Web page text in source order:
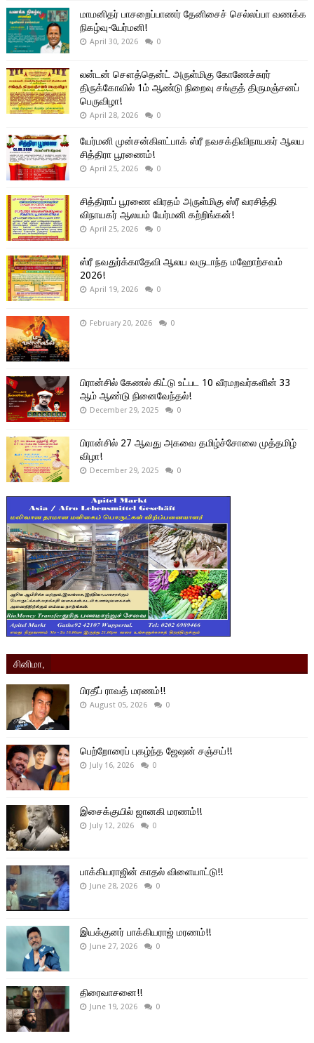
மாமனிதர் பாசறைப்பாணர் தேனிசைச் செல்லப்பா வணக்க
நிகழ்வு-யேர்மனி!
April 30, 2026 0
லன்டன் சௌத்தென்ட் அருள்மிகு கோணேச்சுரர்
திருக்கோவில் 1ம் ஆண்டு நிறைவு சங்குத் திருமஞ்சனப்
பெருவிழா!
April 28, 2026 0
யேர்மனி முன்சன்கிளட்பாக் ஸ்ரீ நவசக்திவிநாயகர் ஆலய
சித்திரா பூரணைம்!
April 25, 2026 0
சித்திராப் பூரணை விரதம் அருள்மிகு ஸ்ரீ வரசித்தி
விநாயகர் ஆலயம் யேர்மனி கற்றிங்கன்!
April 25, 2026 0
ஸ்ரீ நவதுர்க்காதேவி ஆலய வருடாந்த மஹோற்சவம்
2026!
April 19, 2026 0
February 20, 2026 0
பிரான்சில் கேணல் கிட்டு உட்பட 10 வீரமறவர்களின் 33
ஆம் ஆண்டு நினைவேந்தல்!
December 29, 2025 0
பிரான்சில் 27 ஆவது அகவை தமிழ்ச்சோலை முத்தமிழ்
விழா!
December 29, 2025 0
சினிமா,
பிரதீப் ராவத் மரணம்!!
August 05, 2026 0
பெற்றோரைப் புகழ்ந்த ஜேஷன் சஞ்சய்!!
July 16, 2026 0
இசைக்குயில் ஜானகி மரணம்!!
July 12, 2026 0
பாக்கியராஜின் காதல் விளையாட்டு!!
June 28, 2026 0
இயக்குனர் பாக்கியராஜ் மரணம்!!
June 27, 2026 0
திரைவாசனை!!
June 19, 2026 0